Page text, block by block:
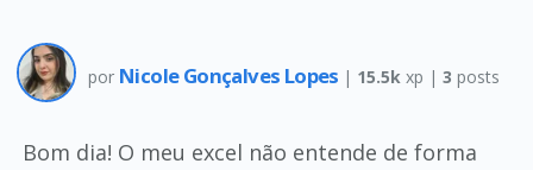
por Nicole Gonçalves Lopes | 15.5k xp |3 posts
Bom dia! O meu excel não entende de forma